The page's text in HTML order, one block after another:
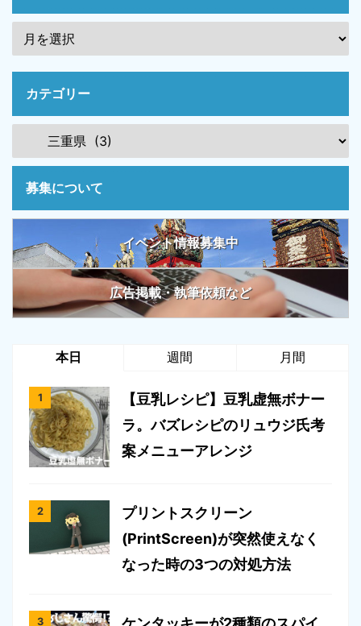
カテゴリー
募集について
イベント情報募集中
広告掲載・執筆依頼など
本日 週間 月間
【豆乳レシピ】豆乳虚無ボナー
ラ。バズレシピのリュウジ氏考
案メニューアレンジ
プリントスクリーン
(PrintScreen)が突然使えなく
なった時の3つの対処方法